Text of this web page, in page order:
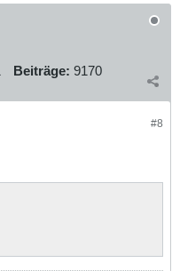
Beiträge: 9170
#8